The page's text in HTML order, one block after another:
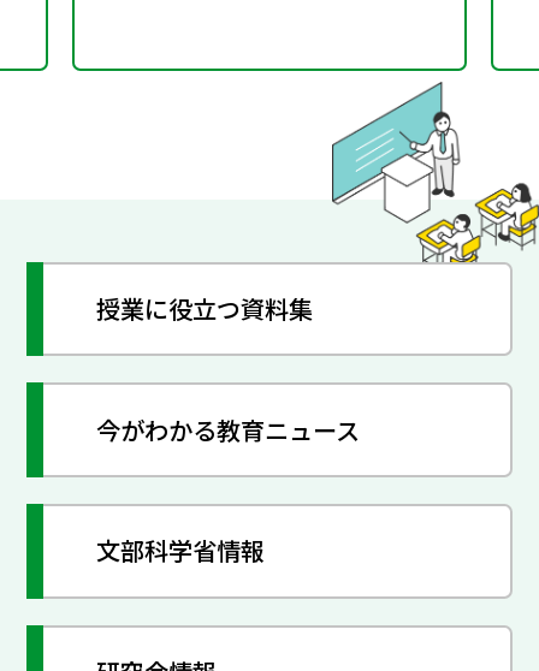
授業に役立つ資料集
今がわかる教育ニュース
文部科学省情報